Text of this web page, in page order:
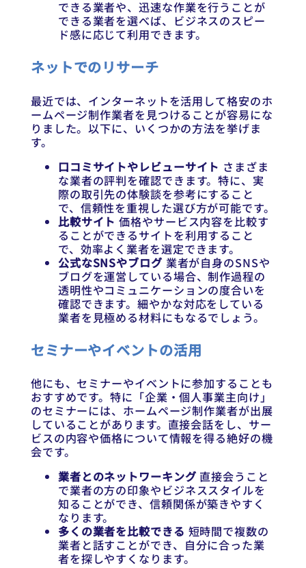
できる業者や、迅速な作業を行うことが
できる業者を選べば、ビジネスのスピー
ド感に応じて利用できます。
ネットでのリサーチ
最近では、インターネットを活用して格安のホ
ームページ制作業者を見つけることが容易にな
りました。以下に、いくつかの方法を挙げま
す。
口コミサイトやレビューサイト さまざま
な業者の評判を確認できます。特に、実
際の取引先の体験談を参考にすること
で、信頼性を重視した選び方が可能です。
比較サイト 価格やサービス内容を比較す
ることができるサイトを利用すること
で、効率よく業者を選定できます。
公式なSNSやブログ業者が自身のSNSや
ブログを運営している場合、制作過程の
透明性やコミュニケーションの度合いを
確認できます。細やかな対応をしている
業者を見極める材料にもなるでしょう。
セミナーやイベントの活用
他にも、セミナーやイベントに参加することも
おすすめです。特に「企業・個人事業主向け」
のセミナーには、ホームページ制作業者が出展
していることがあります。直接会話をし、サー
ビスの内容や価格について情報を得る絶好の機
会です。
業者とのネットワーキング直接会うこと
で業者の方の印象やビジネススタイルを
知ることができ、信頼関係が築きやすく
なります。
多くの業者を比較できる 短時間で複数の
業者と話すことができ、自分に合った業
者を探しやすくなります。